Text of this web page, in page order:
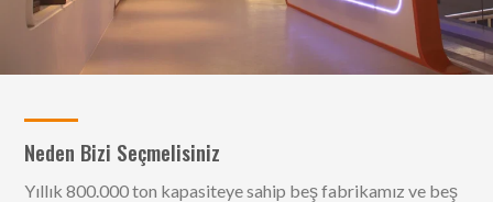
Neden Bizi Seçmelisiniz
Yıllık 800.000 ton kapasiteye sahip beş fabrikamız ve beş